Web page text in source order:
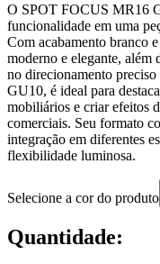
O SPOT FOCUS MR16
funcionalidade em uma
Com acabamento branco
moderno e elegante, além
no direcionamento
GU10, é ideal para
mobiliários e criar efeitos
comerciais. Seu formato
integração em diferentes
flexibilidade luminosa.
Selecione a cor do produto
Quantidade: